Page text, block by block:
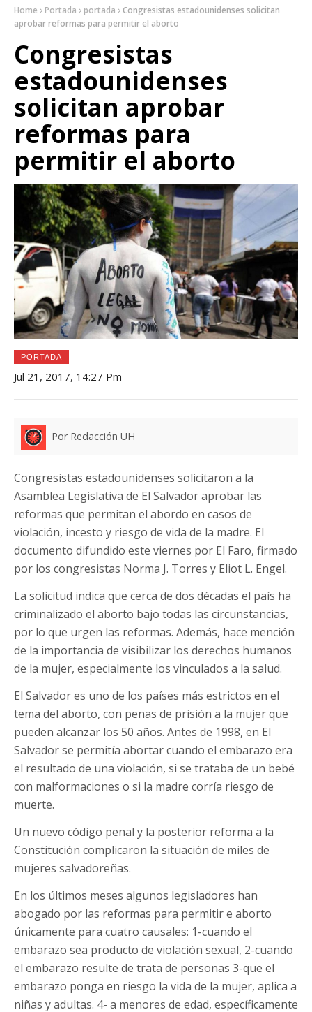
Home Portada portada
Congresistas estadounidenses solicitan
aprobar reformas para permitir el aborto
Congresistas
estadounidenses
solicitan aprobar
reformas para
permitir el aborto
PORTADA
Jul 21, 2017, 14:27 Pm
Por Redacción UH
Congresistas estadounidenses solicitaron a la
Asamblea Legislativa de El Salvador aprobar las
reformas que permitan el abordo en casos de
violación, incesto y riesgo de vida de la madre. El
documento difundido este viernes por El Faro, firmado
por los congresistas Norma J. Torres y Eliot L. Engel.
La solicitud indica que cerca de dos décadas el país ha
criminalizado el aborto bajo todas las circunstancias,
por lo que urgen las reformas. Además, hace mención
de la importancia de visibilizar los derechos humanos
de la mujer, especialmente los vinculados a la salud.
El Salvador es uno de los países más estrictos en el
tema del aborto, con penas de prisión a la mujer que
pueden alcanzar los 50 años. Antes de 1998, en El
Salvador se permitía abortar cuando el embarazo era
el resultado de una violación, si se trataba de un bebé
con malformaciones o si la madre corría riesgo de
muerte.
Un nuevo código penal y la posterior reforma a la
Constitución complicaron la situación de miles de
mujeres salvadoreñas.
En los últimos meses algunos legisladores han
abogado por las reformas para permitir e aborto
únicamente para cuatro causales: 1-cuando el
embarazo sea producto de violación sexual, 2-cuando
el embarazo resulte de trata de personas 3-que el
embarazo ponga en riesgo la vida de la mujer, aplica a
niñas y adultas. 4- a menores de edad, específicamente